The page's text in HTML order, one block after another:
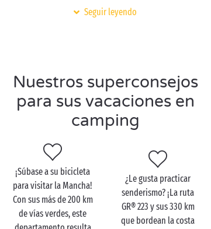
burbujas y déjese llevar por la intensa sensación de
bienestar que ofrecen los chorros de hidromasaje.
Descubra o redescubralas playas del Desembarco,
así como la época medieval siguiendo los pasos de
Guillermo el Conquistador. A menos de una hora y
media en coche, visite Caen, que alberga el castillo
del Duque de Normandía y muchos otros lugares
históricos.
Seguir leyendo
Nuestros superconsejos
para sus vacaciones en
camping
¡Súbase a su bicicleta
para visitar la Mancha!
Con sus más de 200 km
de vías verdes, este
¿Le gusta practicar
senderismo? ¡La ruta
GR® 223 y sus 330 km
que bordean la costa